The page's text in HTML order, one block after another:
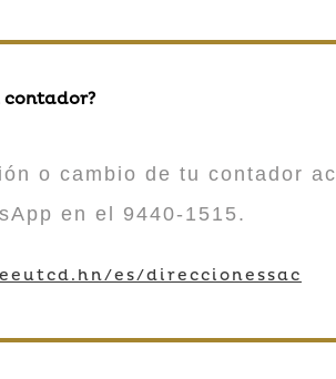
contador?
o cambio de tu contador
en el 9440-1515.
es/direccionessac